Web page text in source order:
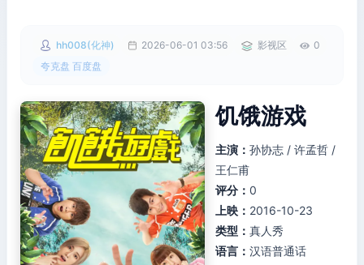
hh008(化神) 2026-06-01 03:56 影视区
0
夸克盘 百度盘
饥饿游戏
主演： 孙协志 / 许孟哲 /
王仁甫
评分： 0
上映： 2016-10-23
类型： 真人秀
语言： 汉语普通话